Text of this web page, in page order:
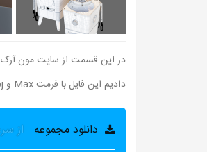
دادیم.این فایل با فرمت Max و Obj به همراه تکسچر را می توانید از لینک زیر دانلود نمائید.
دانلود مجموعه از